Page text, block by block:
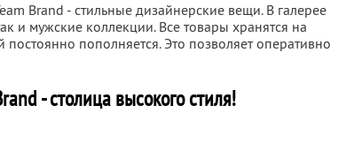
Brand - стильные дизайнерские вещи. В галерее
и мужские коллекции. Все товары хранятся на
постоянно пополняется. Это позволяет оперативно
- столица высокого стиля!